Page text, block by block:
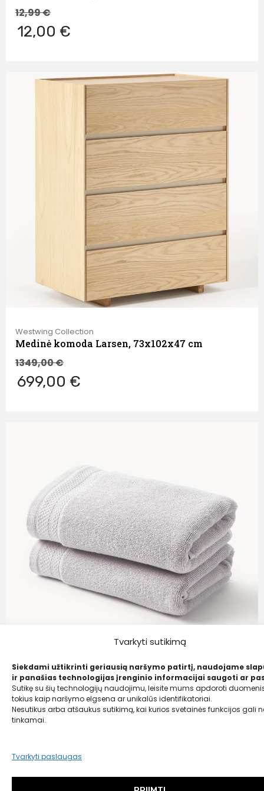
Tvarkyti sutikimą
Siekdami užtikrinti geriausią naršymo patirtį, naudojame
ir panašias technologijas įrenginio informacijai saugoti ar
Sutikę su šių technologijų naudojimu, leisite mums apdoroti
tokius kaip naršymo elgsena ar unikalūs identifikatoriai.
Nesutikus arba atšaukus sutikimą, kai kurios svetainės funkcijos gali
tinkamai.
Tvarkyti paslaugas
12,99€
12,00 €
Westwing Collection
Medinė komoda Larsen, 73x102x47 cm
1349,00€
699,00 €
Westwing Collection
Premium klasės rankšluostis iš ekologiškos
medvilnės
21,99€